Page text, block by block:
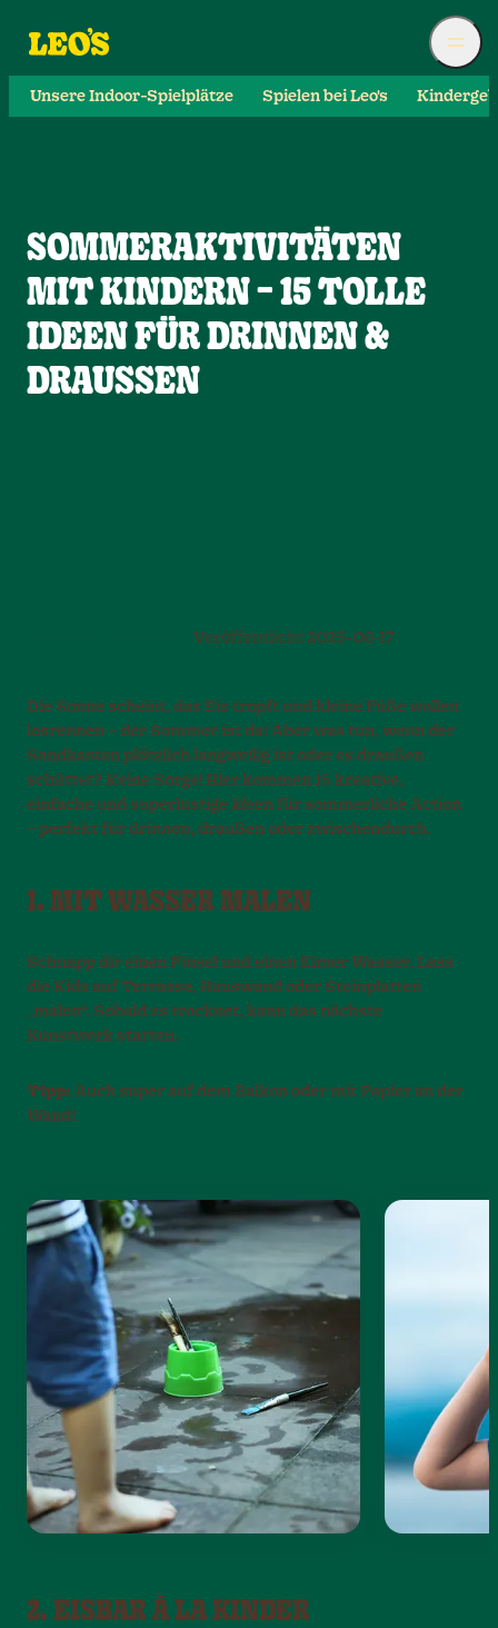
Unsere Indoor-Spielplätze Spielen bei Leo's
SOMMERAKTIVITÄTEN
MIT KINDERN – 15 TOLLE
IDEEN FÜR DRINNEN &
DRAUSSEN
Veröffentlicht 2025-06-17
Die Sonne scheint, das Eis tropft und kleine Füße wollen
losrennen – der Sommer ist da! Aber was tun, wenn der
Sandkasten plötzlich langweilig ist oder es draußen
schüttet? Keine Sorge! Hier kommen 15 kreative,
einfache und superlustige Ideen für sommerliche Action
– perfekt für drinnen, draußen oder zwischendurch.
1. MIT WASSER MALEN
Schnapp dir einen Pinsel und einen Eimer Wasser. Lass
die Kids auf Terrasse, Hauswand oder Steinplatten
„malen“. Sobald es trocknet, kann das nächste
Kunstwerk starten.
Tipp: Auch super auf dem Balkon oder mit Papier an der
Wand!
2. EISBAR À LA KINDER